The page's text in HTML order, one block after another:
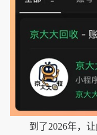
到了2026年，让